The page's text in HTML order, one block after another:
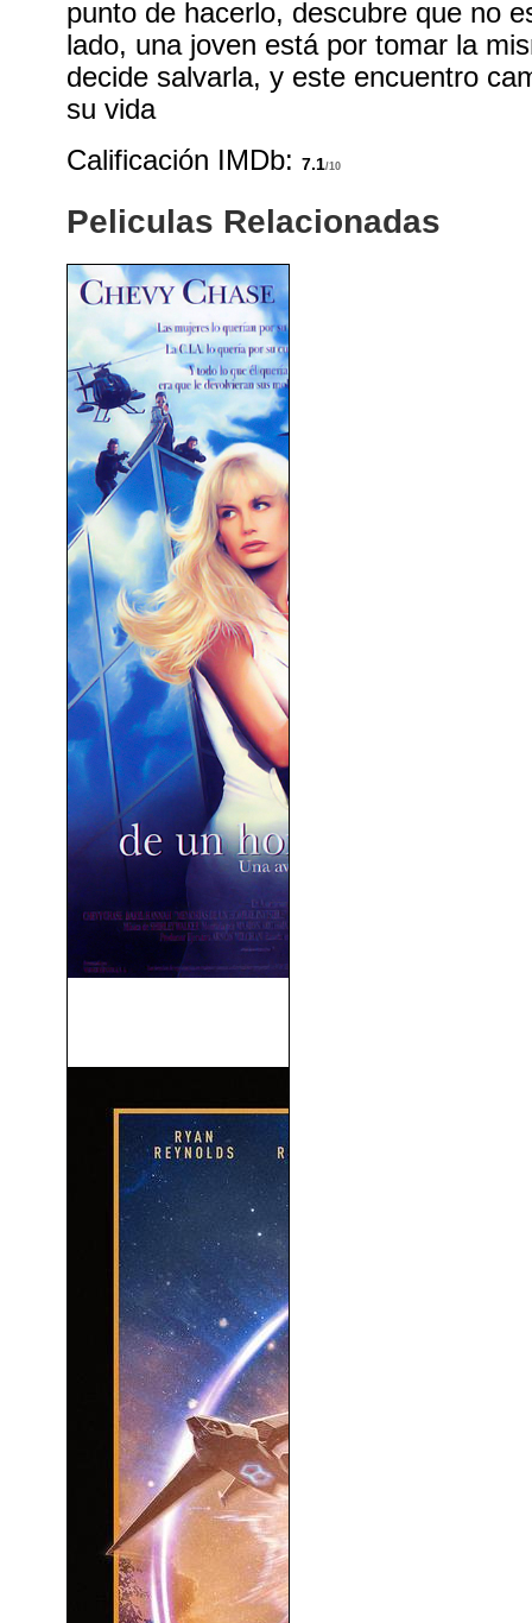
punto de hacerlo, descubre que no
lado, una joven está por tomar la
decide salvarla, y este encuentro
su vida
Calificación IMDb:7.1/10
Peliculas Relacionadas